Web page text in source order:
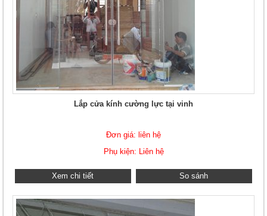
Lắp cửa kính cường lực tại vinh
Đơn giá: liên hệ
Phụ kiện: Liên hệ
Xem chi tiết So sánh